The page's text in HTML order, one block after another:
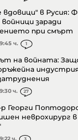
в Русия:
войници заради
при смърт
ч. 1
на войната:
ч. 27
Георги
неврохирург в
ч. 3